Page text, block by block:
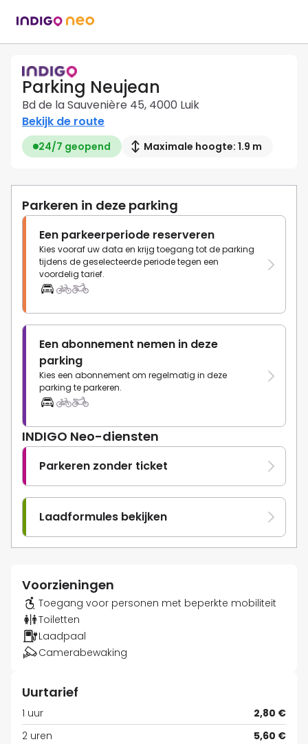
Parking Neujean
Bd de la Sauvenière 45, 4000 Luik
Bekijk de route
24/7 geopend Maximale hoogte: 1.9 m
Parkeren in deze parking
Een parkeerperiode reserveren
Kies vooraf uw data en krijg toegang tot de parking
tijdens de geselecteerde periode tegen een
voordelig tarief.
Een abonnement nemen in deze
parking
Kies een abonnement om regelmatig in deze
parking te parkeren.
INDIGO Neo-diensten
Parkeren zonder ticket
Laadformules bekijken
Voorzieningen
Toegang voor personen met beperkte mobiliteit
Toiletten
Laadpaal
Camerabewaking
Uurtarief
1 uur
2,80 €
2 uren
5,60 €